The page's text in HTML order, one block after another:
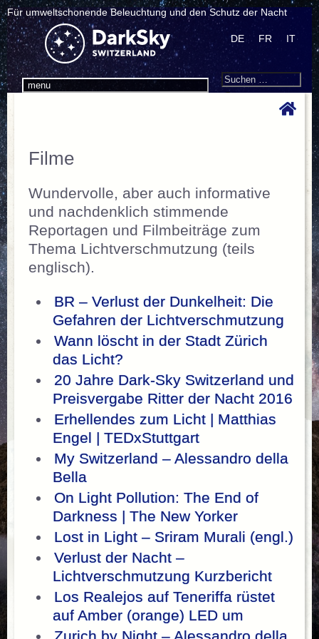
Für umweltschonende Beleuchtung und den Schutz der Nacht
menu
DE FR IT
Search
Suchen
Filme
Wundervolle, aber auch informative
und nachdenklich stimmende
Reportagen und Filmbeiträge zum
Thema Lichtverschmutzung (teils
englisch).
BR – Verlust der Dunkelheit: Die
Gefahren der Lichtverschmutzung
Wann löscht in der Stadt Zürich
das Licht?
20 Jahre Dark-Sky Switzerland und
Preisvergabe Ritter der Nacht 2016
Erhellendes zum Licht | Matthias
Engel | TEDxStuttgart
My Switzerland – Alessandro della
Bella
On Light Pollution: The End of
Darkness | The New Yorker
Lost in Light – Sriram Murali (engl.)
Verlust der Nacht –
Lichtverschmutzung Kurzbericht
Los Realejos auf Teneriffa rüstet
auf Amber (orange) LED um